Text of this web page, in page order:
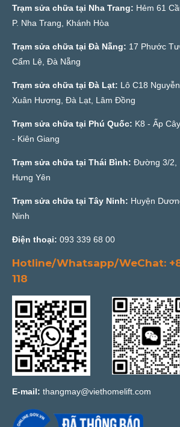
Trạm sửa chữa tại Nha Trang: Hẻm 61
P. Nha Trang, Khánh Hòa
Trạm sửa chữa tại Đà Nẵng: 17 Phước
Cẩm Lệ, Đà Nẵng
Trạm sửa chữa tại Đà Lạt: Lô C18
Xuân Hương, Đà Lạt, Lâm Đồng
Trạm sửa chữa tại Phú Quốc: K8 - Ấp
- Kiên Giang
Trạm sửa chữa tại Thái Bình: Đường 3/2,
Hưng Yên
Trạm sửa chữa tại Tây Ninh: Huyện
Ninh
Điện thoại: 093 339 68 00
Hotline/Whatsapp/WeChat:
118
E-mail: thangmay@viethomelift.com